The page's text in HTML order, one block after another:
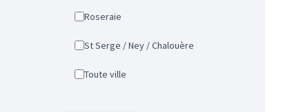
Roseraie
St Serge / Ney / Chalouère
Toute ville